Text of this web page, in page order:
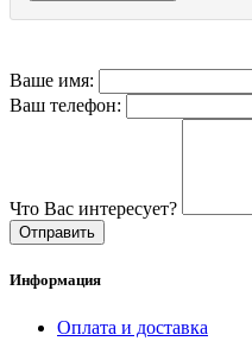
Ваше имя:
Ваш телефон:
Что Вас интересует?
Отправить
Информация
Оплата и доставка